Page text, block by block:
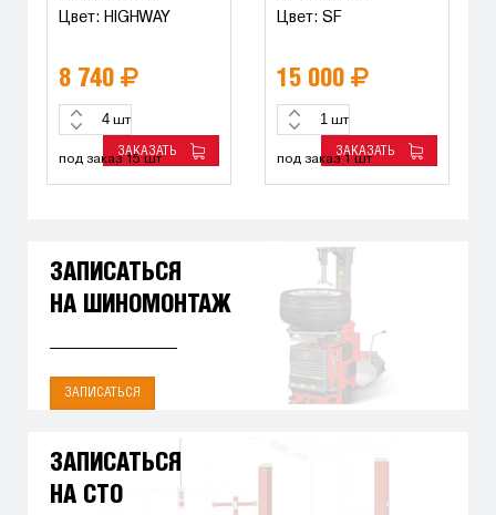
Цвет: HIGHWAY
8 740
шт
ЗАКАЗАТЬ
под заказ 15 шт
Цвет: SF
15 000
шт
ЗАКАЗАТЬ
под заказ 1 шт
ЗАПИСАТЬСЯ
НА ШИНОМОНТАЖ
ЗАПИСАТЬСЯ
ЗАПИСАТЬСЯ
НА СТО